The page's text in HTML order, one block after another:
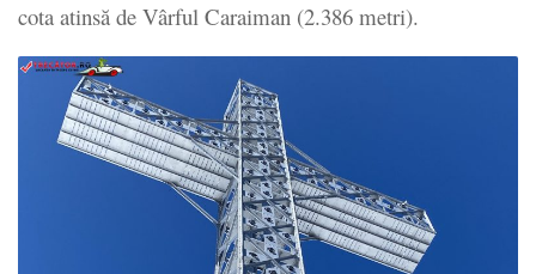
cota atinsă de Vârful Caraiman (2.386 metri).